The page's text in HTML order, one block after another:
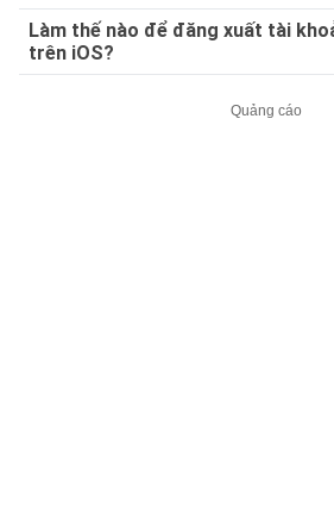
Làm thế nào để đăng xuất tài
trên iOS?